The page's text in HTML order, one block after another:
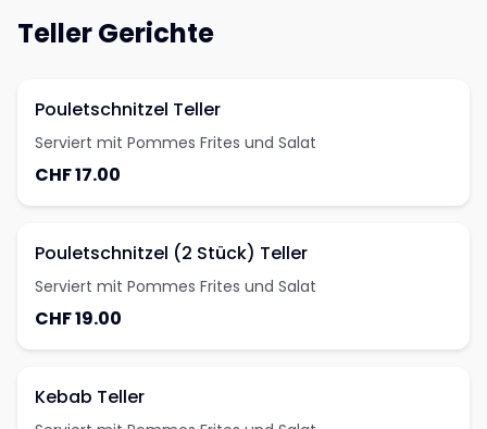
Teller Gerichte
Pouletschnitzel Teller
Serviert mit Pommes Frites und Salat
CHF 17.00
Pouletschnitzel (2 Stück) Teller
Serviert mit Pommes Frites und Salat
CHF 19.00
Kebab Teller